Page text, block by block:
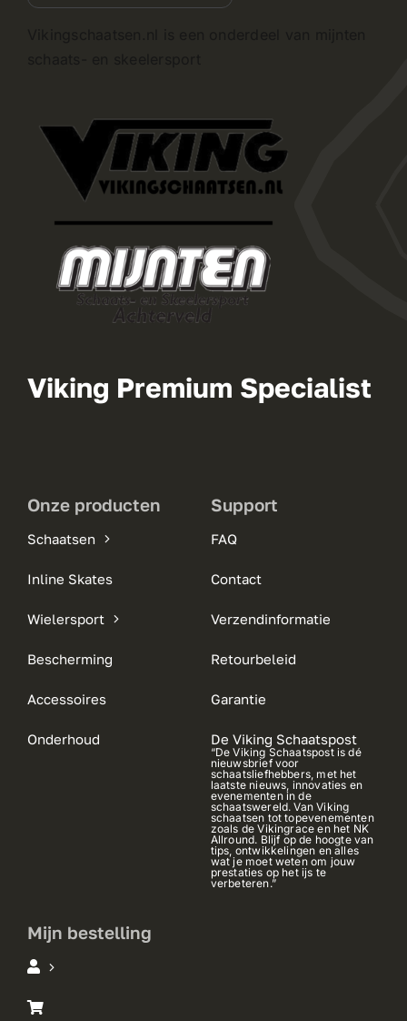
Viking Premium Specialist
Onze producten
Schaatsen
Inline Skates
Wielersport
Bescherming
Accessoires
Onderhoud
Support
FAQ
Contact
Verzendinformatie
Retourbeleid
Garantie
De Viking Schaatspost
“De Viking Schaatspost is dé
nieuwsbrief voor
schaatsliefhebbers, met het
laatste nieuws, innovaties en
evenementen in de
schaatswereld. Van Viking
schaatsen tot topevenementen
zoals de Vikingrace en het NK
Allround. Blijf op de hoogte van
tips, ontwikkelingen en alles
wat je moet weten om jouw
prestaties op het ijs te
verbeteren.”
Mijn bestelling